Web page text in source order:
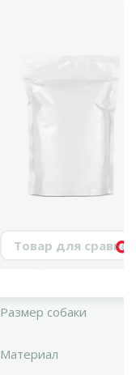
Размер собаки
Материал